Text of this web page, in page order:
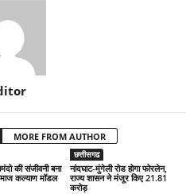
MORE FROM AUTHOR
की संजीवनी बना
कल्याण मॉडल
छत्तीसगढ
नांदघाट-मुंगेली रोड होगा फोरलेन,
राज्य शासन ने मंजूर किए 21.81
करोड़